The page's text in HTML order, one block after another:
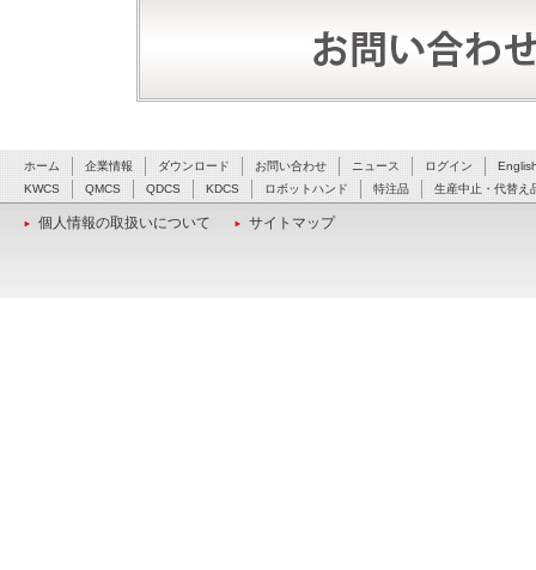
ホーム 企業情報 ダウンロード お問い合わせ ニュース ログイン
KWCS
QMCS QDCS KDCS ロボットハンド 特注品 生産中止・代替え
個人情報の取扱いについて サイトマップ